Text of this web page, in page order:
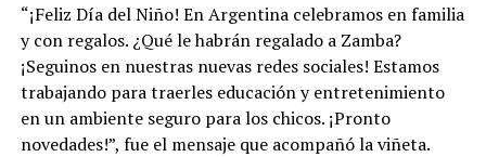
“¡Feliz Día del Niño! En Argentina celebramos en familia
y con regalos. ¿Qué le habrán regalado a Zamba?
¡Seguinos en nuestras nuevas redes sociales! Estamos
trabajando para traerles educación y entretenimiento
en un ambiente seguro para los chicos. ¡Pronto
novedades!”, fue el mensaje que acompañó la viñeta.